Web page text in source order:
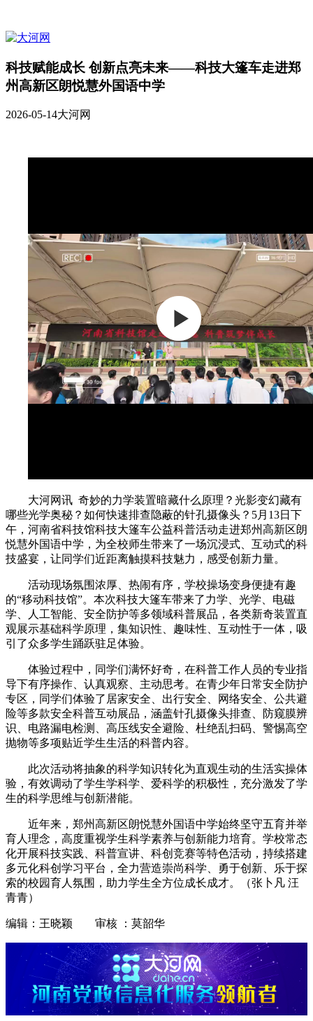
科技赋能成长 创新点亮未来——科技大篷车走进郑
州高新区朗悦慧外国语中学
2026-05-14大河网
大河网讯 奇妙的力学装置暗藏什么原理？光影变幻藏有
哪些光学奥秘？如何快速排查隐蔽的针孔摄像头？5月13日下
午，河南省科技馆科技大篷车公益科普活动走进郑州高新区朗
悦慧外国语中学，为全校师生带来了一场沉浸式、互动式的科
技盛宴，让同学们近距离触摸科技魅力，感受创新力量。
活动现场氛围浓厚、热闹有序，学校操场变身便捷有趣
的“移动科技馆”。本次科技大篷车带来了力学、光学、电磁
学、人工智能、安全防护等多领域科普展品，各类新奇装置直
观展示基础科学原理，集知识性、趣味性、互动性于一体，吸
引了众多学生踊跃驻足体验。
体验过程中，同学们满怀好奇，在科普工作人员的专业指
导下有序操作、认真观察、主动思考。在青少年日常安全防护
专区，同学们体验了居家安全、出行安全、网络安全、公共避
险等多款安全科普互动展品，涵盖针孔摄像头排查、防窥膜辨
识、电路漏电检测、高压线安全避险、杜绝乱扫码、警惕高空
抛物等多项贴近学生生活的科普内容。
此次活动将抽象的科学知识转化为直观生动的生活实操体
验，有效调动了学生学科学、爱科学的积极性，充分激发了学
生的科学思维与创新潜能。
近年来，郑州高新区朗悦慧外国语中学始终坚守五育并举
育人理念，高度重视学生科学素养与创新能力培育。学校常态
化开展科技实践、科普宣讲、科创竞赛等特色活动，持续搭建
多元化科创学习平台，全力营造崇尚科学、勇于创新、乐于探
索的校园育人氛围，助力学生全方位成长成才。（张卜凡 汪
青青）
编辑：王晓颖 审核 ：莫韶华